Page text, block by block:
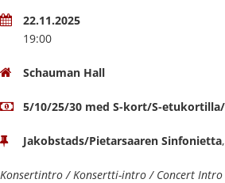
22.11.2025
19:00
Schauman Hall
5/10/25/30 med S-kort/S-
Jakobstads/Pietarsaaren Sinfonietta,
Konsertintro / Konsertti-intro / Concert